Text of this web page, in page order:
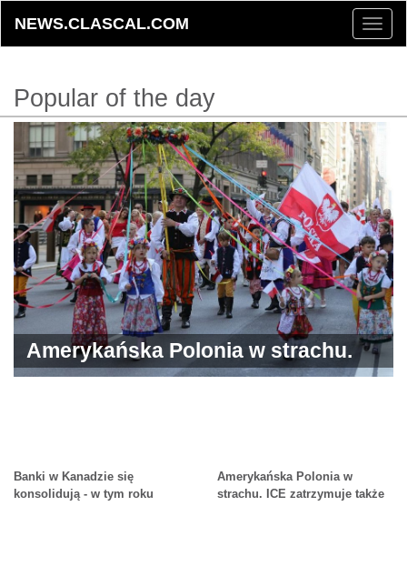
Toggle
NEWS.CLASCAL.COM
Popular of the day
Amerykańska Polonia w strachu.
ICE zatrzymuje także Polaków
Banki w Kanadzie się
konsolidują - w tym roku
Amerykańska Polonia w
strachu. ICE zatrzymuje także